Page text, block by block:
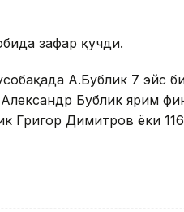
зафар қучди.
А.Бублик 7 эйс
Бублик ярим
Григор Димитров ёки